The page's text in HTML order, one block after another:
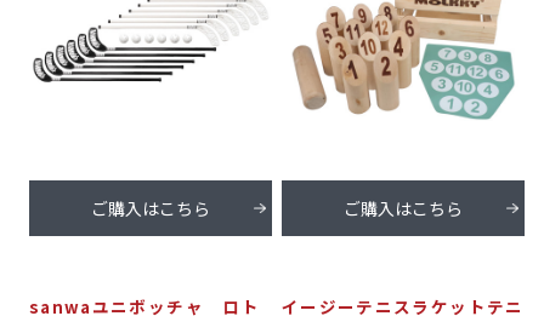
ご購入はこちら ご購入はこちら
sanwaユニボッチャ ロト
イージーテニスラケットテニ